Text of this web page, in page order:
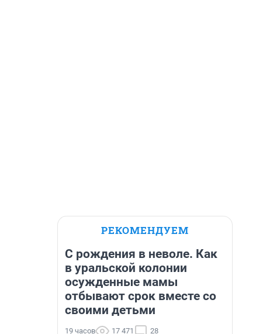
РЕКОМЕНДУЕМ
С рождения в неволе. Как
в уральской колонии
осужденные мамы
отбывают срок вместе со
своими детьми
19 часов 17 471 28